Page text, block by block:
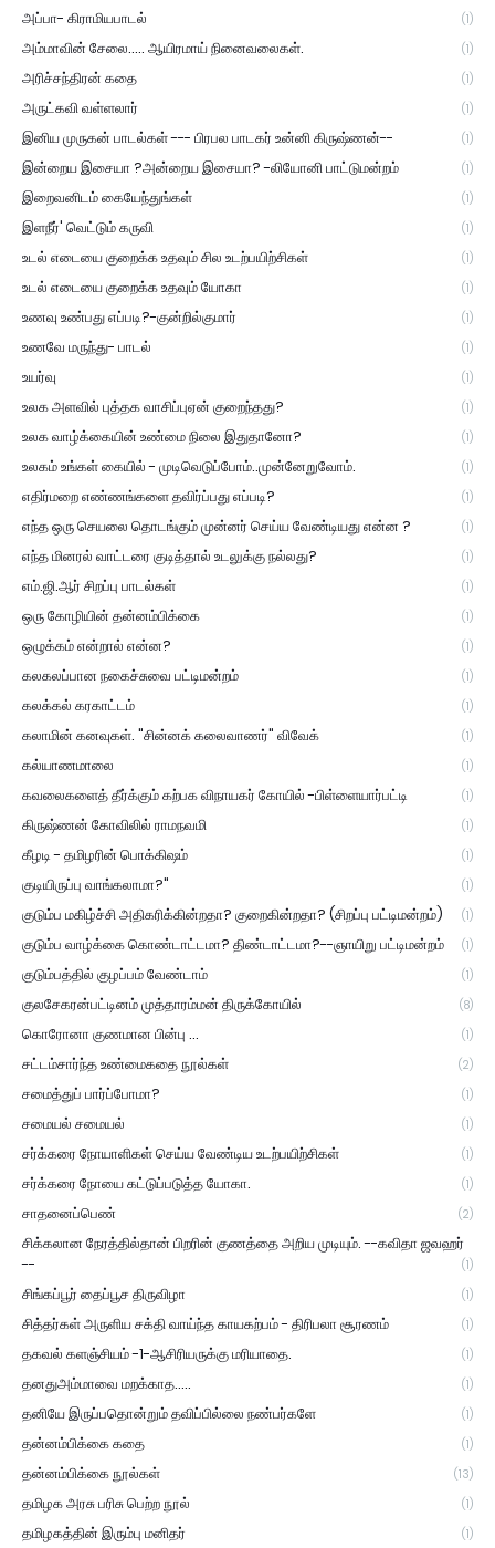
அப்பா- கிராமியபாடல் (1)
அம்மாவின் சேலை..... ஆயிரமாய் நினைவலைகள். (1)
அரிச்சந்திரன் கதை (1)
அருட்கவி வள்ளலார் (1)
இனிய முருகன் பாடல்கள் --- பிரபல பாடகர் உன்னி கிருஷ்ணன்-- (1)
இன்றைய இசையா ?அன்றைய இசையா? -லியோனி பாட்டுமன்றம் (1)
இறைவனிடம் கையேந்துங்கள் (1)
இளநீர்' வெட்டும் கருவி (1)
உடல் எடையை குறைக்க உதவும் சில உடற்பயிற்சிகள் (1)
உடல் எடையை குறைக்க உதவும் யோகா (1)
உணவு உண்பது எப்படி?-குன்றில்குமார் (1)
உணவே மருந்து- பாடல் (1)
உயர்வு (1)
உலக அளவில் புத்தக வாசிப்புஏன் குறைந்தது? (1)
உலக வாழ்க்கையின் உண்மை நிலை இதுதானோ? (1)
உலகம் உங்கள் கையில் - முடிவெடுப்போம்..முன்னேறுவோம். (1)
எதிர்மறை எண்ணங்களை தவிர்ப்பது எப்படி? (1)
எந்த ஒரு செயலை தொடங்கும் முன்னர் செய்ய வேண்டியது என்ன ? (1)
எந்த மினரல் வாட்டரை குடித்தால் உடலுக்கு நல்லது? (1)
எம்.ஜி.ஆர் சிறப்பு பாடல்கள் (1)
ஒரு கோழியின் தன்னம்பிக்கை (1)
ஒழுக்கம் என்றால் என்ன? (1)
கலகலப்பான நகைச்சுவை பட்டிமன்றம் (1)
கலக்கல் கரகாட்டம் (1)
கலாமின் கனவுகள். "சின்னக் கலைவாணர்" விவேக் (1)
கல்யாணமாலை (1)
கவலைகளைத் தீர்க்கும் கற்பக விநாயகர் கோயில் -பிள்ளையார்பட்டி (1)
கிருஷ்ணன் கோவிலில் ராமநவமி (1)
கீழடி - தமிழரின் பொக்கிஷம் (1)
குடியிருப்பு வாங்கலாமா?" (1)
குடும்ப மகிழ்ச்சி அதிகரிக்கின்றதா? குறைகின்றதா? (சிறப்பு பட்டிமன்றம்) (1)
குடும்ப வாழ்க்கை கொண்டாட்டமா? திண்டாட்டமா?--ஞாயிறு பட்டிமன்றம் (1)
குடும்பத்தில் குழப்பம் வேண்டாம் (1)
குலசேகரன்பட்டினம் முத்தாரம்மன் திருக்கோயில் (8)
கொரோனா குணமான பின்பு ... (1)
சட்டம்சார்ந்த உண்மைகதை நூல்கள் (2)
சமைத்துப் பார்ப்போமா? (1)
சமையல் சமையல் (1)
சர்க்கரை நோயாளிகள் செய்ய வேண்டிய உடற்பயிற்சிகள் (1)
சர்க்கரை நோயை கட்டுப்படுத்த யோகா. (1)
சாதனைப்பெண் (2)
சிக்கலான நேரத்தில்தான் பிறரின் குணத்தை அறிய முடியும். --கவிதா ஜவஹர்
--
(1)
சிங்கப்பூர் தைப்பூச திருவிழா (1)
சித்தர்கள் அருளிய சக்தி வாய்ந்த காயகற்பம் - திரிபலா சூரணம் (1)
தகவல் களஞ்சியம் -1-ஆசிரியருக்கு மரியாதை. (1)
தனதுஅம்மாவை மறக்காத..... (1)
தனியே இருப்பதொன்றும் தவிப்பில்லை நண்பர்களே (1)
தன்னம்பிக்கை கதை (1)
தன்னம்பிக்கை நூல்கள் (13)
தமிழக அரசு பரிசு பெற்ற நூல் (1)
தமிழகத்தின் இரும்பு மனிதர் (1)